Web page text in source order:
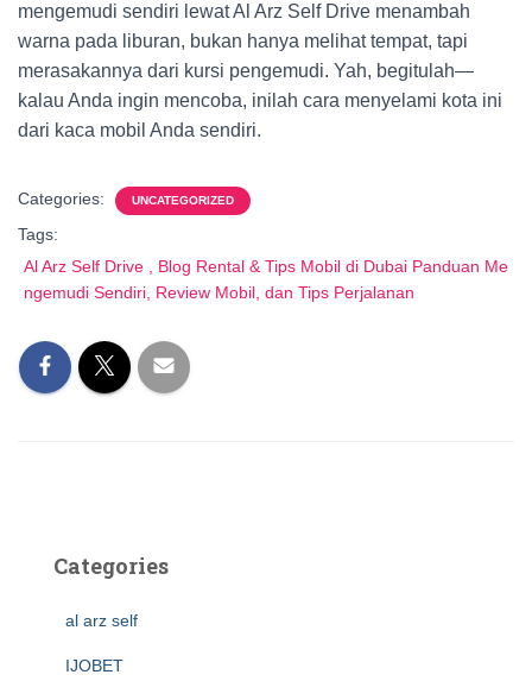
mengemudi sendiri lewat Al Arz Self Drive menambah
warna pada liburan, bukan hanya melihat tempat, tapi
merasakannya dari kursi pengemudi. Yah, begitulah—
kalau Anda ingin mencoba, inilah cara menyelami kota ini
dari kaca mobil Anda sendiri.
Categories: UNCATEGORIZED
Tags:
Al Arz Self Drive , Blog Rental & Tips Mobil di Dubai Panduan Me
ngemudi Sendiri, Review Mobil, dan Tips Perjalanan
Categories
al arz self
IJOBET